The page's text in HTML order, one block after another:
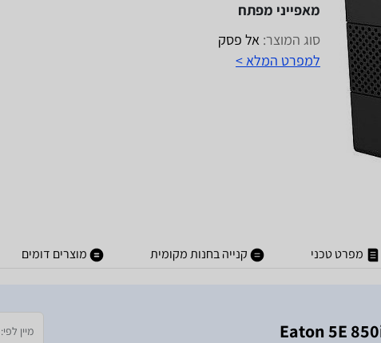
מאפייני מפתח
סוג המוצר: אל פסק
למפרט המלא >
מפרט טכני קנייה בחנות מקומית מוצרים דומים
מיין לפי: